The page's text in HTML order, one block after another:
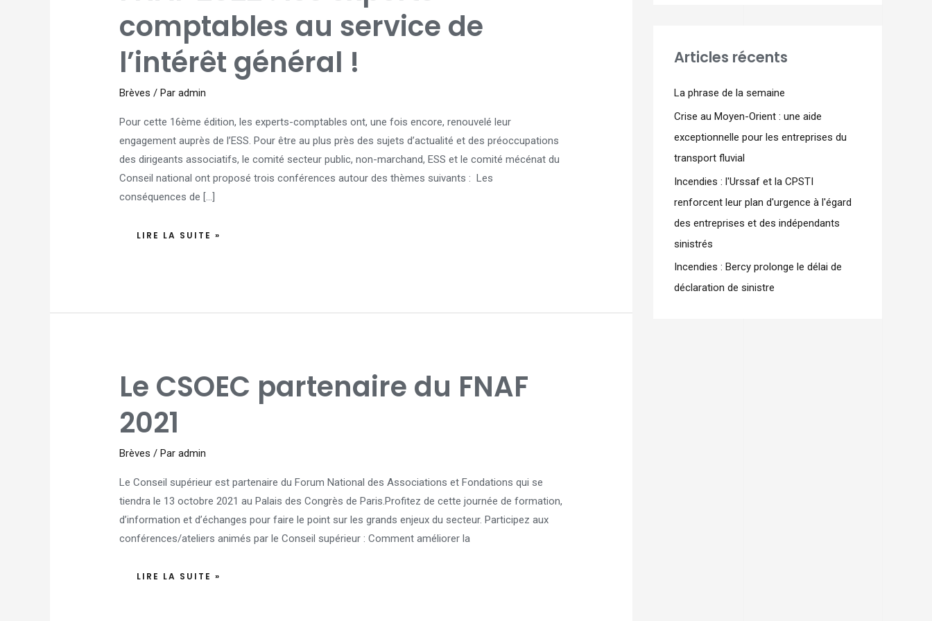
comptables au service de
l’intérêt général !
Brèves / Paradmin
Pour cette 16ème édition, les experts-comptables ont, une fois encore, renouvelé leur
engagement auprès de l’ESS. Pour être au plus près des sujets d’actualité et des préoccupations
des dirigeants associatifs, le comité secteur public, non-marchand, ESS et le comité mécénat du
Conseil national ont proposé trois conférences autour des thèmes suivants : Les
conséquences de […]
COMPTABLES
AU
SERVICE
L’INTÉRÊT
GÉNÉRAL
LIRE LA SUITE »
Le CSOEC partenaire du FNAF
2021
Brèves / Paradmin
Le Conseil supérieur est partenaire du Forum National des Associations et Fondations qui se
tiendra le 13 octobre 2021 au Palais des Congrès de Paris.Profitez de cette journée de formation,
d’information et d’échanges pour faire le point sur les grands enjeux du secteur. Participez aux
conférences/ateliers animés par le Conseil supérieur : Comment améliorer la
CSOEC
PARTENAIRE
DU
2021
LIRE LA SUITE »
Articles récents
La phrase de la semaine
Crise au Moyen-Orient : une aide
exceptionnelle pour les entreprises du
transport fluvial
Incendies : l'Urssaf et la CPSTI
renforcent leur plan d'urgence à l'égard
des entreprises et des indépendants
sinistrés
Incendies : Bercy prolonge le délai de
déclaration de sinistre